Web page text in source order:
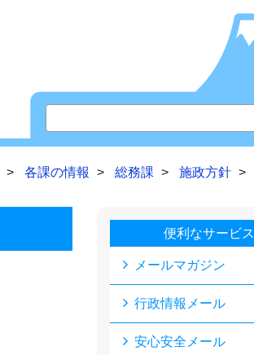
各課の情報 総務課 施政方針
便利なサービス
メールマガジン
行政情報メール
安心安全メール